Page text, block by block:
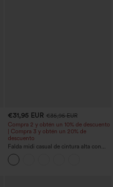
€31,95 EUR €35,95 EUR
Compra 2 y obtén un 10% de descuento
| Compra 3 y obtén un 20% de
descuento
Falda midi casual de cintura alta con
control abdominal, fruncida, bajo curvo,
2 en 1 en forro polar y PU